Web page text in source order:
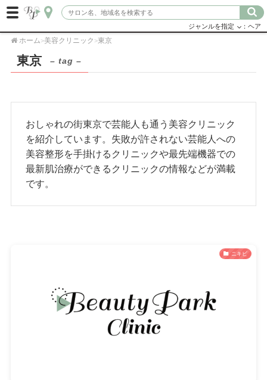
ジャンルを指定 ：ヘア
ホーム>美容クリニック >東京
東京 – tag –
おしゃれの街東京で芸能人も通う美容クリニック
を紹介しています。失敗が許されない芸能人への
美容整形を手掛けるクリニックや最先端機器での
最新肌治療ができるクリニックの情報などが満載
です。
ニキビ